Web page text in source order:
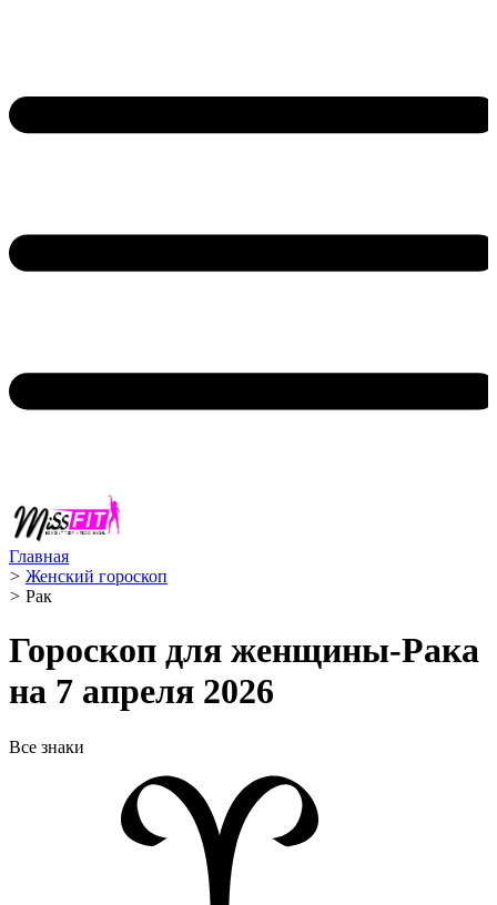
Главная
> Женский гороскоп
> Рак ️
Гороскоп для женщины-Рака
на 7 апреля 2026
Все знаки